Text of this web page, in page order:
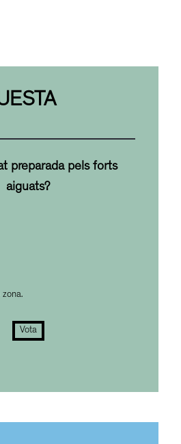
preparada pels forts
aiguats?
Vota